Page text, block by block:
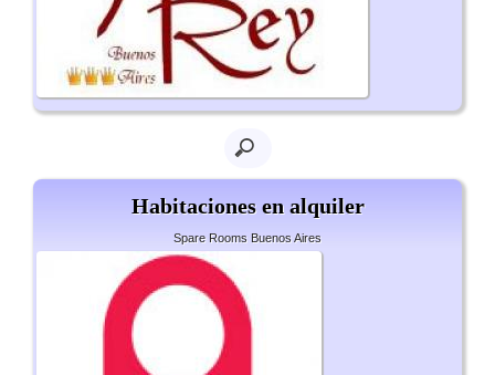
Habitaciones en alquiler
Spare Rooms Buenos Aires